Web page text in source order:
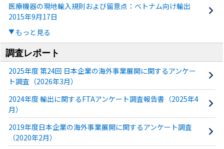
医療機器の現地輸入規則および留意点：ベトナム向け輸出
2015年9月17日
もっと見る
調査レポート
2025年度 第24回 日本企業の海外事業展開に関するアンケー
ト調査（2026年3月）
2024年度 輸出に関するFTAアンケート調査報告書（2025年4
月）
2019年度日本企業の海外事業展開に関するアンケート調査
（2020年2月）